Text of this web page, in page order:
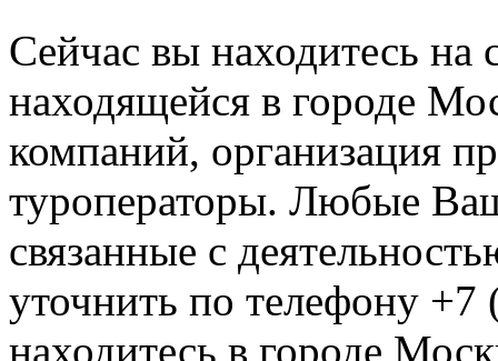
Сейчас вы находитесь на
находящейся в городе
компаний, организация
туроператоры. Любые
связанные с
уточнить по телефону
находитесь в городе